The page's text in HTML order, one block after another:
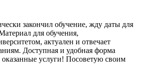
закончил обучение, жду даты для
для обучения,
актуален и отвечает
Доступная и удобная форма
оказанные услуги! Посоветую своим